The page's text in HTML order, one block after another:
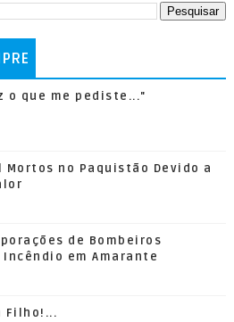
o que me pediste..."
Mortos no Paquistão Devido a
de Bombeiros
Incêndio em Amarante
Filho!...